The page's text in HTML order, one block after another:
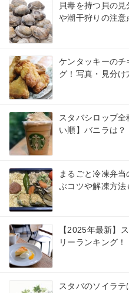
貝毒を持つ貝の
や潮干狩りの注意
ケンタッキーのチ
グ！写真・見分け
スタバシロップ
い順】バニラは？
まるごと冷凍弁
ぶコツや解凍方法
【2025年最新】
リーランキング！
スタバのソイラ